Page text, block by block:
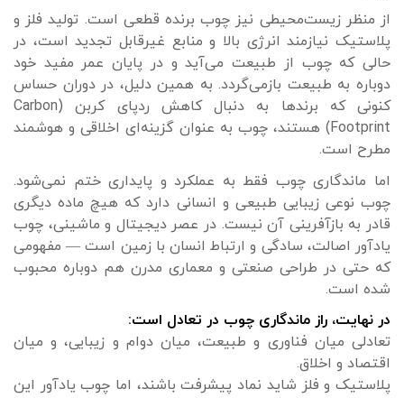
از منظر زیست‌محیطی نیز چوب برنده قطعی است. تولید فلز و
پلاستیک نیازمند انرژی بالا و منابع غیرقابل تجدید است، در
حالی که چوب از طبیعت می‌آید و در پایان عمر مفید خود
دوباره به طبیعت بازمی‌گردد. به همین دلیل، در دوران حساس
کنونی که برندها به دنبال کاهش ردپای کربن (Carbon
Footprint) هستند، چوب به عنوان گزینه‌ای اخلاقی و هوشمند
مطرح است.
اما ماندگاری چوب فقط به عملکرد و پایداری ختم نمی‌شود.
چوب نوعی زیبایی طبیعی و انسانی دارد که هیچ ماده دیگری
قادر به بازآفرینی آن نیست. در عصر دیجیتال و ماشینی، چوب
یادآور اصالت، سادگی و ارتباط انسان با زمین است — مفهومی
که حتی در طراحی صنعتی و معماری مدرن هم دوباره محبوب
شده است.
در نهایت، راز ماندگاری چوب در تعادل است:
تعادلی میان فناوری و طبیعت، میان دوام و زیبایی، و میان
اقتصاد و اخلاق.
پلاستیک و فلز شاید نماد پیشرفت باشند، اما چوب یادآور این